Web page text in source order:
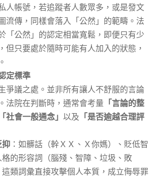
人帳號，若追蹤者人數眾多，或是發文
流傳，同樣會落入「公然」的範疇。法
「公然」的認定相當寬鬆，即便只有少
但只要處於隨時可能有人加入的狀態，
定標準
爭議之處。並非所有讓人不舒服的言論
法院在判斷時，通常會考量 「言論的整
「社會一般通念」 以及 「是否逾越合理評
抑 ：如髒話（幹ＸＸ、Ｘ你媽）、貶低智
格的形容詞（腦殘、智障、垃圾、敗
類詞彙直接攻擊個人本質，成立侮辱罪